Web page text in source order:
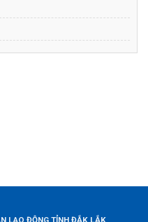
LAO ĐỘNG TỈNH ĐẮK LẮK